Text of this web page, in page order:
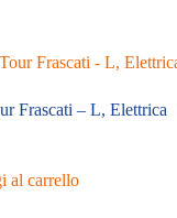
Frascati – L, Elettrica
al carrello